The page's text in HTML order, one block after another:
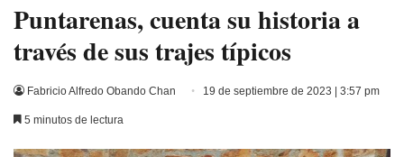
Puntarenas, cuenta su historia a
través de sus trajes típicos
Fabricio Alfredo Obando Chan 19 de septiembre de 2023 | 3:57 pm
5 minutos de lectura